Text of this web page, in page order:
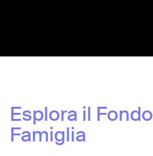
Esplora il Fondo
Famiglia